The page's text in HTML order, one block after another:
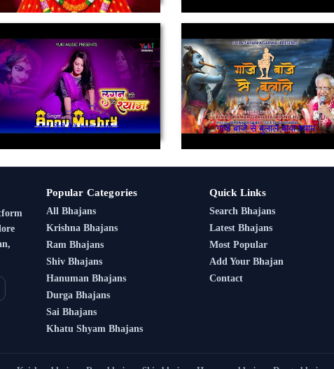
लगन तेरी मेरे श्याम लगाऊं गाजे बाजे से बुलाले बाबा श्याम
Popular Categories
All Bhajans
Krishna Bhajans
Ram Bhajans
Shiv Bhajans
Hanuman Bhajans
Durga Bhajans
Sai Bhajans
Khatu Shyam Bhajans
Quick Links
Search Bhajans
Latest Bhajans
Most Popular
Add Your Bhajan
Contact